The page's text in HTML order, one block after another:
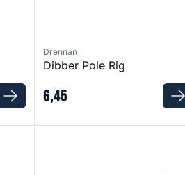
Drennan
Dibber Pole Rig
6,45